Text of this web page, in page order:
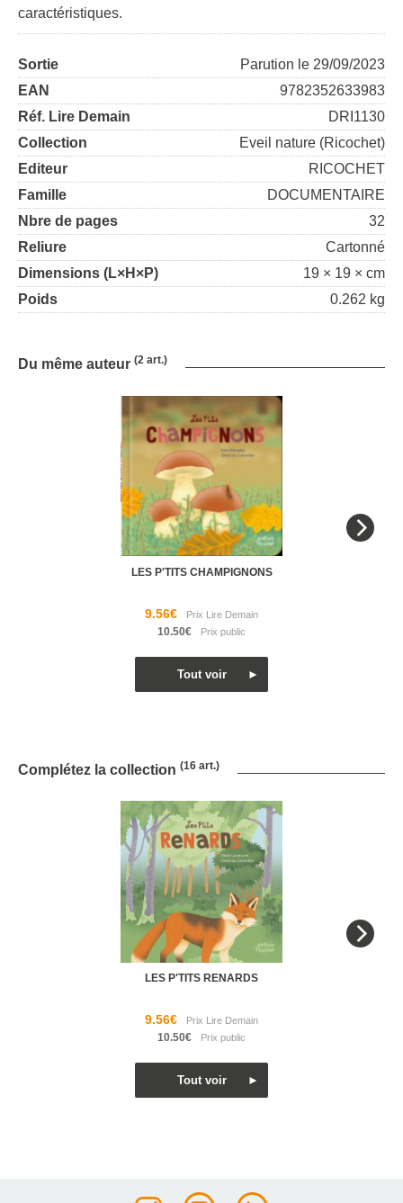
caractéristiques.
Sortie
Parution le 29/09/2023
EAN
9782352633983
Réf. Lire Demain
DRI1130
Collection
Eveil nature (Ricochet)
Editeur
RICOCHET
Famille
DOCUMENTAIRE
Nbre de pages
32
Reliure
Cartonné
Dimensions (L×H×P)
19 × 19 × cm
Poids
0.262 kg
Du même auteur (2 art.)
LES P'TITS CHAMPIGNONS
9.56€
10.50€
Complétez la collection (16 art.)
LES P'TITS RENARDS
9.56€
10.50€